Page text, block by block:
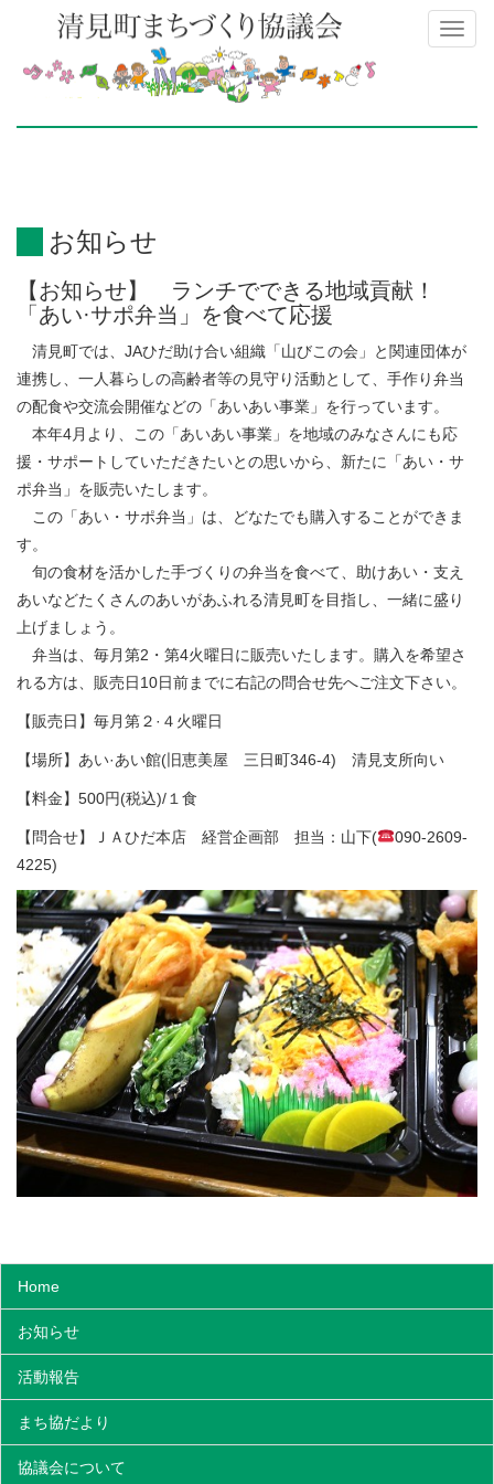
お知らせ
【お知らせ】 ランチでできる地域貢献！
「あい·サポ弁当」を食べて応援
清見町では、JAひだ助け合い組織「山びこの会」と関連団体が
連携し、一人暮らしの高齢者等の見守り活動として、手作り弁当
の配食や交流会開催などの「あいあい事業」を行っています。
本年4月より、この「あいあい事業」を地域のみなさんにも応
援・サポートしていただきたいとの思いから、新たに「あい・サ
ポ弁当」を販売いたします。
この「あい・サポ弁当」は、どなたでも購入することができま
す。
旬の食材を活かした手づくりの弁当を食べて、助けあい・支え
あいなどたくさんのあいがあふれる清見町を目指し、一緒に盛り
上げましょう。
弁当は、毎月第2・第4火曜日に販売いたします。購入を希望さ
れる方は、販売日10日前までに右記の問合せ先へご注文下さい。
【販売日】毎月第２·４火曜日
【場所】あい·あい館(旧恵美屋 三日町346-4) 清見支所向い
【料金】500円(税込)/１食
【問合せ】ＪＡひだ本店 経営企画部 担当：山下(
090-2609-
4225)
Home
お知らせ
活動報告
まち協だより
協議会について